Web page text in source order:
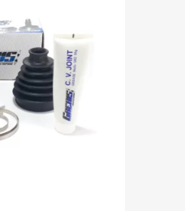
Add to Wishlist
Add to Compare